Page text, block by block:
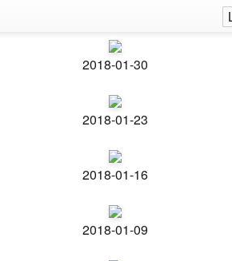
2018-01-30
2018-01-23
2018-01-16
2018-01-09